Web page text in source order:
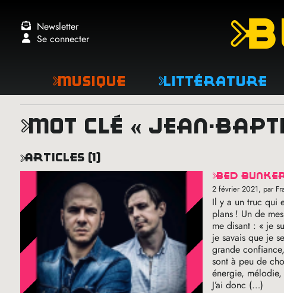
Newsletter
Se connecter
Musique Littérature
mot clé « jean-
articles (1)
bed
2 février 2021, par
Il y a un truc qui
plans ! Un de
me disant : « je
je savais que je
grande
sont à peu de
énergie,
J’ai donc (…)